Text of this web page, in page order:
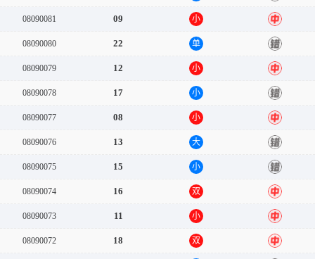
08090081 09 小 中
08090080 22 单 错
08090079 12 小 中
08090078 17 小 错
08090077 08 小 中
08090076 13 大 错
08090075 15 小 错
08090074 16 双 中
08090073 11 小 中
08090072 18 双 中